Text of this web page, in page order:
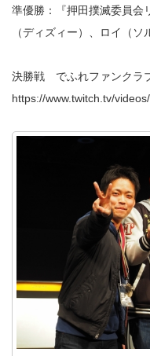
準優勝：『押田撲滅委員
（ディズィー）、ロイ（ソ
決勝戦 でふれファンクラ
https://www.twitch.tv/